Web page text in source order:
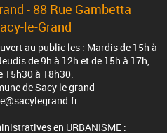
- 88 Rue Gambetta
le-Grand
au public les : Mardis de 15h à
de 9h à 12h et de 15h à 17h,
15h30 à 18h30.
de Sacy le grand
en URBANISME :